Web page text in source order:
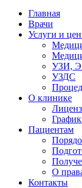
Главная
Врачи
Услуги и
УЗИ,
УЗДС
О клинике
Пациентам
О
Контакты